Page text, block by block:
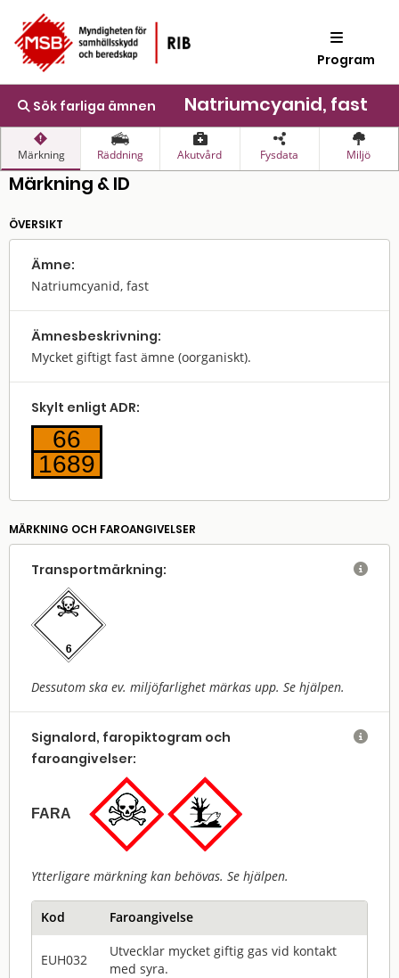
Program
Sök farliga ämnen Natriumcyanid, fast
Märkning Räddning Akutvård Fysdata Miljö
Märkning & ID
ÖVERSIKT
Ämne:
Natriumcyanid, fast
Ämnes­beskrivning:
Mycket giftigt fast ämne (oorganiskt).
Skylt enligt ADR:
66
1689
MÄRKNING OCH FAROANGIVELSER
Transport­märkning:
Dessutom ska ev. miljöfarlighet märkas upp. Se hjälpen.

Signalord, faropiktogram och
faroangivelser:
FARA
Ytterligare märkning kan behövas. Se hjälpen.

Kod Faroangivelse
EUH032
Utvecklar mycket giftig gas vid kontakt
med syra.